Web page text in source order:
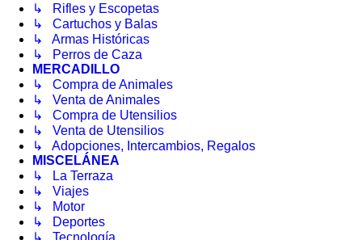
↳ Rifles y Escopetas
↳ Cartuchos y Balas
↳ Armas Históricas
↳ Perros de Caza
MERCADILLO
↳ Compra de Animales
↳ Venta de Animales
↳ Compra de Utensilios
↳ Venta de Utensilios
↳ Adopciones, Intercambios, Regalos
MISCELÁNEA
↳ La Terraza
↳ Viajes
↳ Motor
↳ Deportes